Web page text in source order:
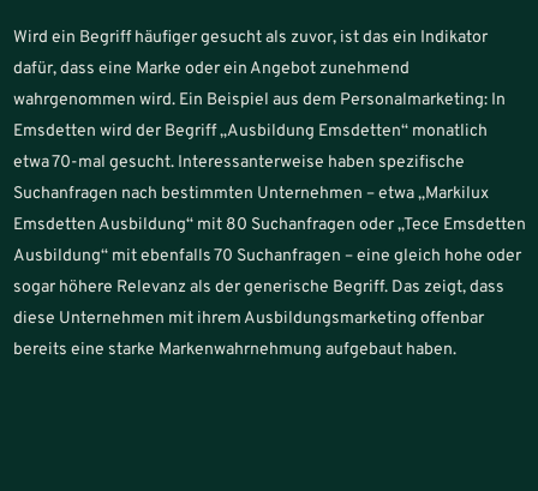
Wird ein Begriff häufiger gesucht als zuvor, ist das ein Indikator
dafür, dass eine Marke oder ein Angebot zunehmend
wahrgenommen wird. Ein Beispiel aus dem Personalmarketing: In
Emsdetten wird der Begriff „Ausbildung Emsdetten“ monatlich
etwa 70-mal gesucht. Interessanterweise haben spezifische
Suchanfragen nach bestimmten Unternehmen – etwa „Markilux
Emsdetten Ausbildung“ mit 80 Suchanfragen oder „Tece Emsdetten
Ausbildung“ mit ebenfalls 70 Suchanfragen – eine gleich hohe oder
sogar höhere Relevanz als der generische Begriff. Das zeigt, dass
diese Unternehmen mit ihrem Ausbildungsmarketing offenbar
bereits eine starke Markenwahrnehmung aufgebaut haben.